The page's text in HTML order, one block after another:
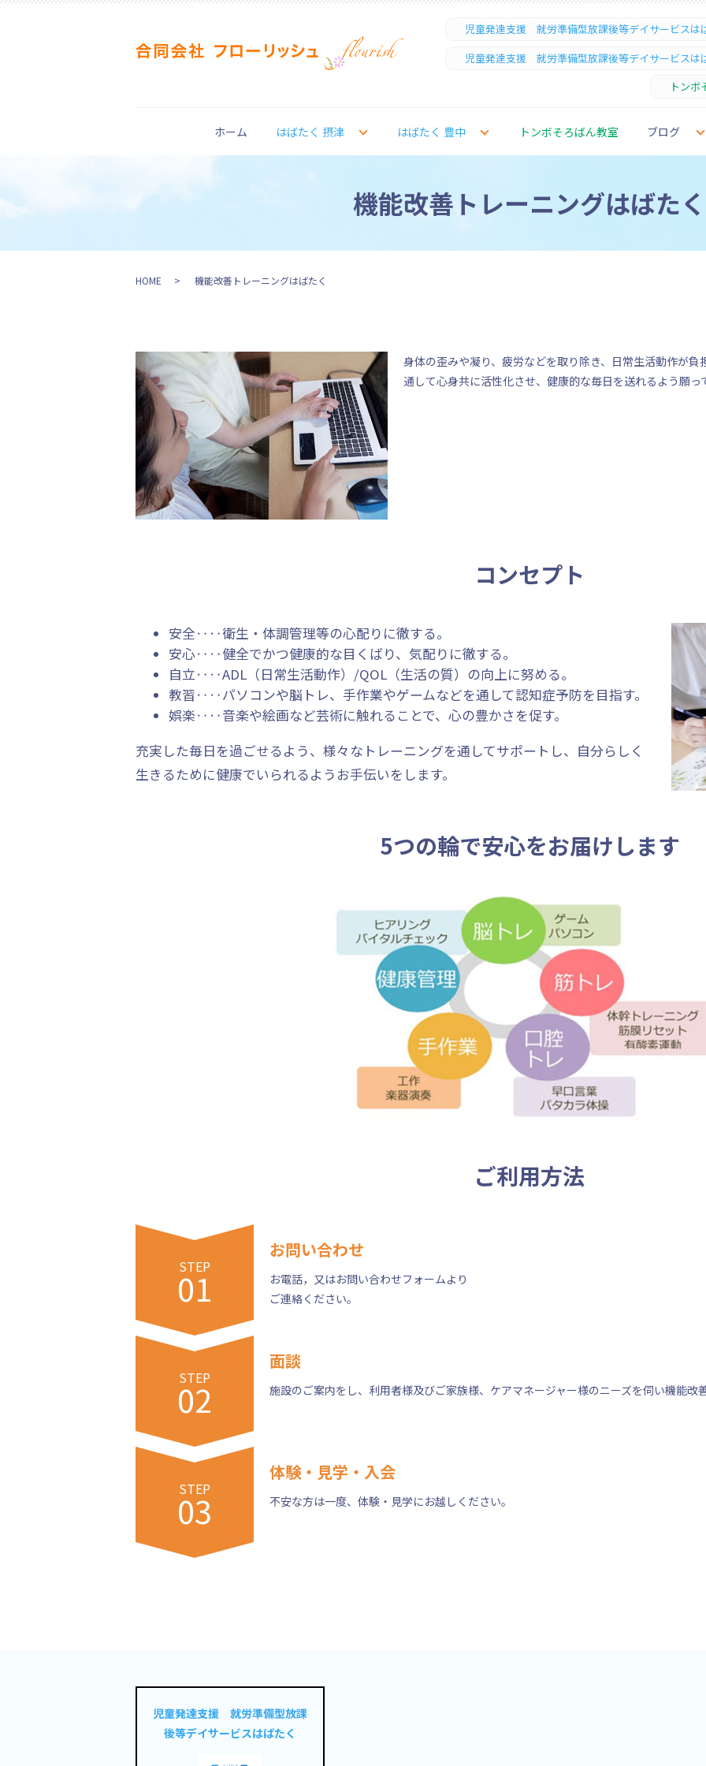
児童発達支援 就労準備型放課後等デイサービス
児童発達支援 就労準備型放課後等デイサービス
トンボ
ホーム はばたく 摂津 はばたく 豊中 トンボそろばん教室 ブログ
機能改善トレーニングはばたく
HOME 機能改善トレーニングはばたく
身体の歪みや凝り、疲労などを取り除き、日常生活動作が
通して心身共に活性化させ、健康的な毎日を送れるよう願っ
コンセプト
安全‥‥衛生・体調管理等の心配りに徹する。
安心‥‥健全でかつ健康的な目くばり、気配りに徹する。
自立‥‥ADL（日常生活動作）/QOL（生活の質）の向上に努める。
教習‥‥パソコンや脳トレ、手作業やゲームなどを通して認知症予防を目指す。
娯楽‥‥音楽や絵画など芸術に触れることで、心の豊かさを促す。
充実した毎日を過ごせるよう、様々なトレーニングを通してサポートし、自分らしく
生きるために健康でいられるようお手伝いをします。
5つの輪で安心をお届けします
ご利用方法
STEP
01
お問い合わせ
お電話，又はお問い合わせフォームより
ご連絡ください。
STEP
02
面談
施設のご案内をし、利用者様及びご家族様、ケアマネージャー様のニーズを伺い機能改
STEP
03
体験・見学・入会
不安な方は一度、体験・見学にお越しください。
児童発達支援 就労準備型放課
後等デイサービスはばたく